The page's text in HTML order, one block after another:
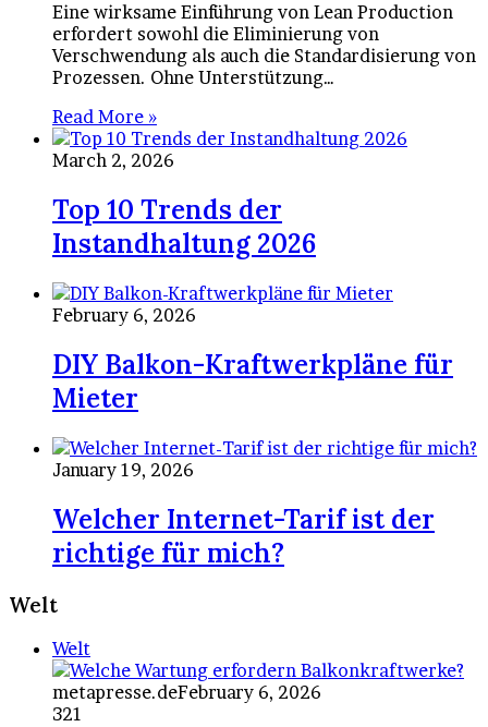
Eine wirksame Einführung von Lean Production
erfordert sowohl die Eliminierung von
Verschwendung als auch die Standardisierung von
Prozessen. Ohne Unterstützung…
Read More »
March 2, 2026
Top 10 Trends der
Instandhaltung 2026
February 6, 2026
DIY Balkon-Kraftwerkpläne für
Mieter
January 19, 2026
Welcher Internet-Tarif ist der
richtige für mich?
Welt
Welt
metapresse.deFebruary 6, 2026
321